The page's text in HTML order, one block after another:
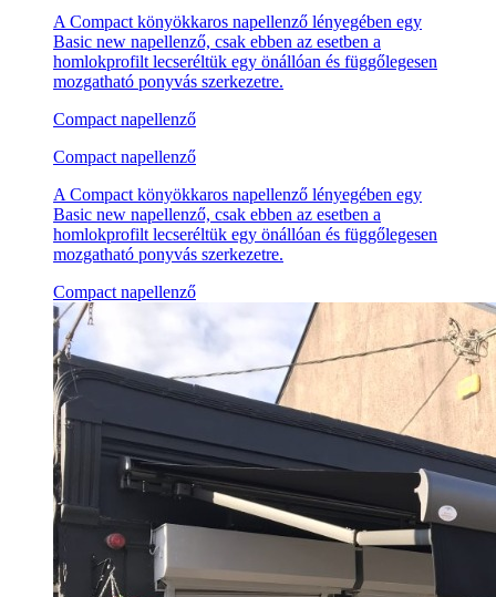
A Compact könyökkaros napellenző lényegében egy
Basic new napellenző, csak ebben az esetben a
homlokprofilt lecseréltük egy önállóan és függőlegesen
mozgatható ponyvás szerkezetre.
Compact napellenző
Compact napellenző
A Compact könyökkaros napellenző lényegében egy
Basic new napellenző, csak ebben az esetben a
homlokprofilt lecseréltük egy önállóan és függőlegesen
mozgatható ponyvás szerkezetre.
Compact napellenző